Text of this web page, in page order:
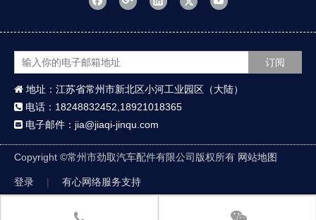
订阅
 地址：江苏省常州市新北区小河工业园区（大陆）
 电话：18248832452,18921018365
 电子邮件：jia@jiaqi-jinqu.com
Copyright ©常州市劲取汽车配件有限公司版权所有 网站地图
登录 | 有心网络服务支持